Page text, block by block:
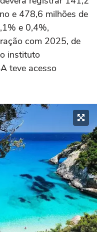
e 478,6 milhões de
e 0,4%,
com 2025, de
instituto
teve acesso